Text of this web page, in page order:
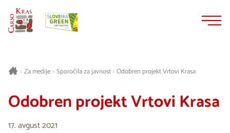
>Za medije> Sporočila za javnost>Odobren projekt Vrtovi Krasa
Odobren projekt Vrtovi Krasa
17. avgust 2021